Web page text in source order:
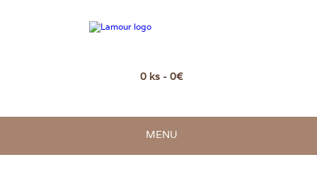
0 ks - 0€
MENU